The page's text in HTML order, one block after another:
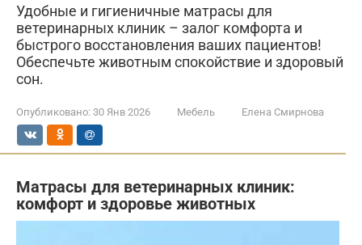
Удобные и гигиеничные матрасы для
ветеринарных клиник – залог комфорта и
быстрого восстановления ваших пациентов!
Обеспечьте животным спокойствие и здоровый
сон.
Опубликовано: 30 Янв 2026 Мебель Елена Смирнова
Матрасы для ветеринарных клиник:
комфорт и здоровье животных